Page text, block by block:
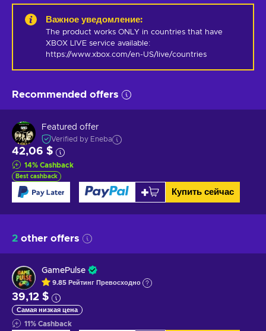
Важное уведомление:
The product works ONLY in countries that have
XBOX LIVE service available:
https://www.xbox.com/en-US/live/countries
Recommended offers
Featured offer
Verified by Eneba
42,06 $
14% Cashback
Best cashback
Купить сейчас
2 other offers
GamePulse
9.85 Рейтинг Превосходно
39,12 $
Самая низкая цена
11% Cashback